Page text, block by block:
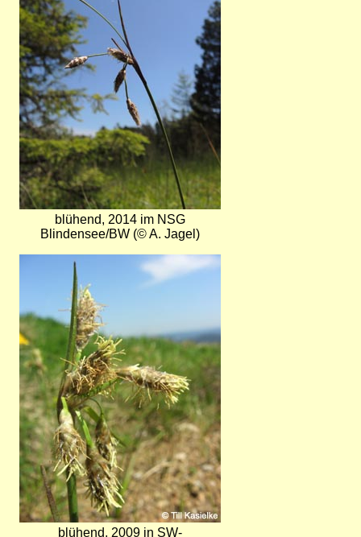
blühend, 2014 im NSG
Blindensee/BW (© A. Jagel)
blühend, 2009 in SW-